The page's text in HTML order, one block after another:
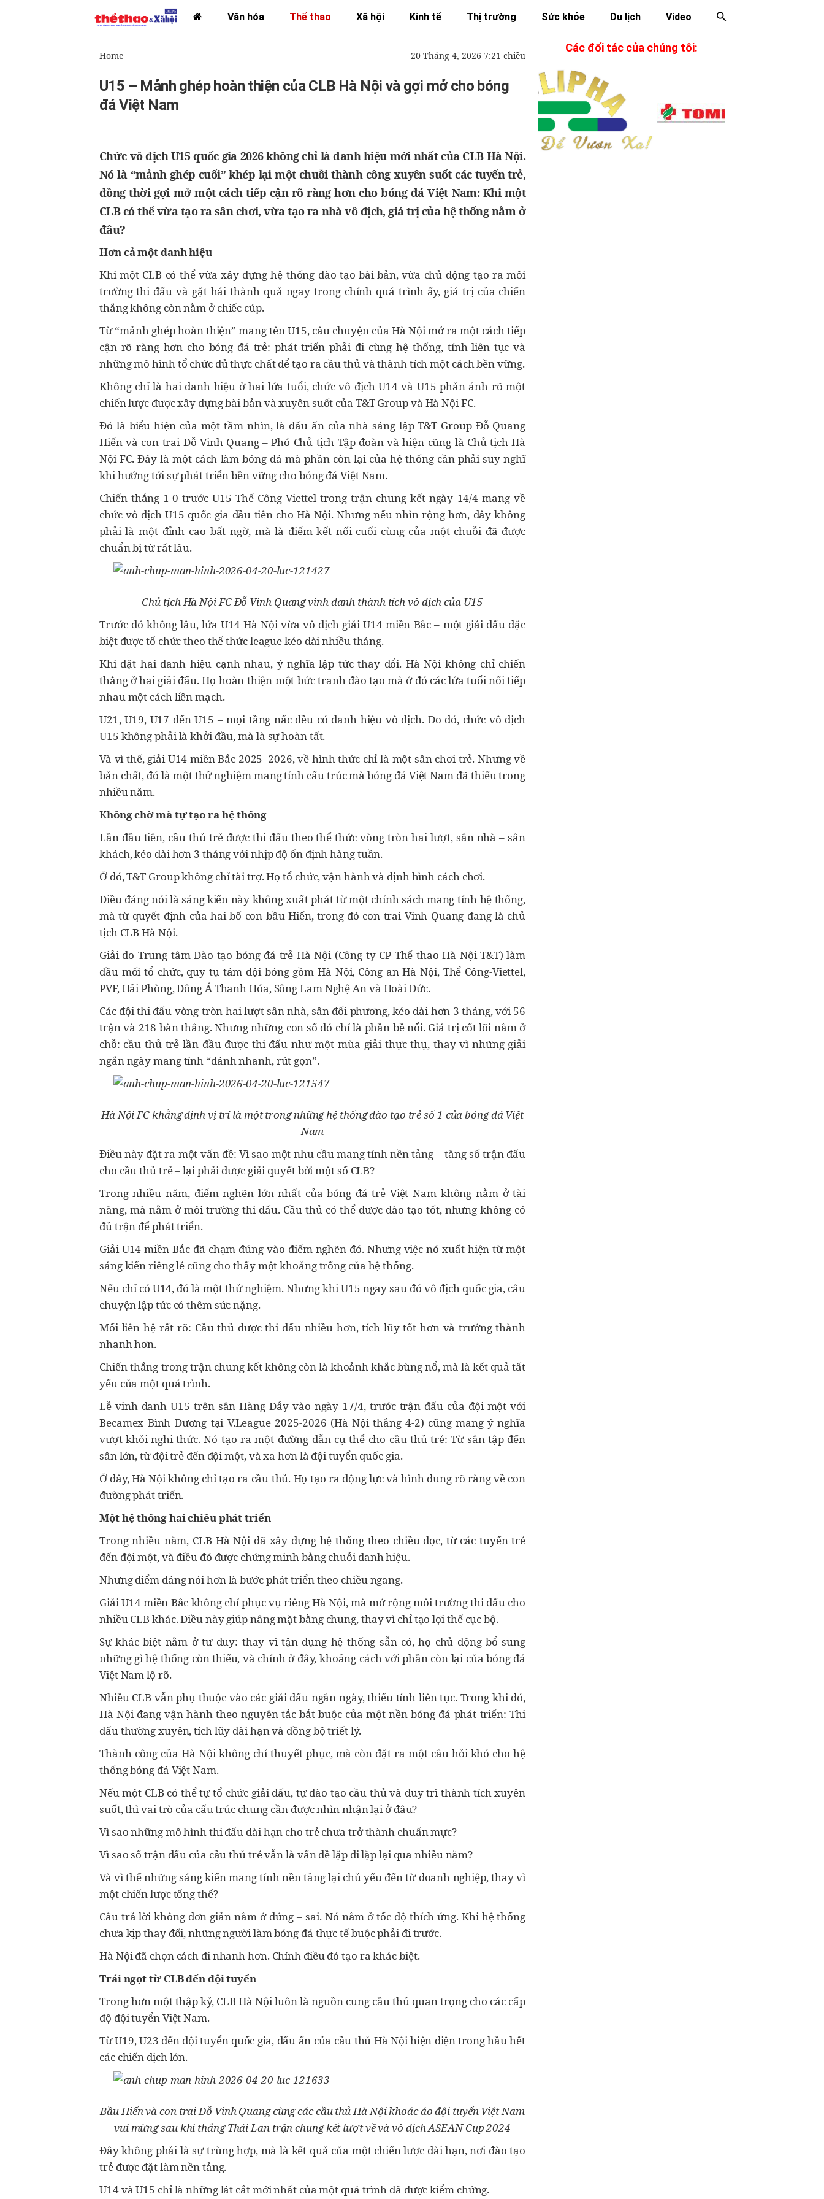
Văn hóa Thể thao Xã hội Kinh tế Thị trường Sức khỏe Du lịch Video
Home 20 Tháng 4, 2026 7:21 chiều
U15 – Mảnh ghép hoàn thiện của CLB Hà Nội và gợi mở cho bóng
đá Việt Nam
Chức vô địch U15 quốc gia 2026 không chỉ là danh hiệu mới nhất của CLB Hà Nội.
Nó là “mảnh ghép cuối” khép lại một chuỗi thành công xuyên suốt các tuyến trẻ,
đồng thời gợi mở một cách tiếp cận rõ ràng hơn cho bóng đá Việt Nam: Khi một
CLB có thể vừa tạo ra sân chơi, vừa tạo ra nhà vô địch, giá trị của hệ thống nằm ở
đâu?
Hơn cả một danh hiệu
Khi một CLB có thể vừa xây dựng hệ thống đào tạo bài bản, vừa chủ động tạo ra môi
trường thi đấu và gặt hái thành quả ngay trong chính quá trình ấy, giá trị của chiến
thắng không còn nằm ở chiếc cúp.
Từ “mảnh ghép hoàn thiện” mang tên U15, câu chuyện của Hà Nội mở ra một cách tiếp
cận rõ ràng hơn cho bóng đá trẻ: phát triển phải đi cùng hệ thống, tính liên tục và
những mô hình tổ chức đủ thực chất để tạo ra cầu thủ và thành tích một cách bền vững.
Không chỉ là hai danh hiệu ở hai lứa tuổi, chức vô địch U14 và U15 phản ánh rõ một
chiến lược được xây dựng bài bản và xuyên suốt của T&T Group và Hà Nội FC.
Đó là biểu hiện của một tầm nhìn, là dấu ấn của nhà sáng lập T&T Group Đỗ Quang
Hiển và con trai Đỗ Vinh Quang – Phó Chủ tịch Tập đoàn và hiện cũng là Chủ tịch Hà
Nội FC. Đây là một cách làm bóng đá mà phần còn lại của hệ thống cần phải suy nghĩ
khi hướng tới sự phát triển bền vững cho bóng đá Việt Nam.
Chiến thắng 1-0 trước U15 Thể Công Viettel trong trận chung kết ngày 14/4 mang về
chức vô địch U15 quốc gia đầu tiên cho Hà Nội. Nhưng nếu nhìn rộng hơn, đây không
phải là một đỉnh cao bất ngờ, mà là điểm kết nối cuối cùng của một chuỗi đã được
chuẩn bị từ rất lâu.
Chủ tịch Hà Nội FC Đỗ Vinh Quang vinh danh thành tích vô địch của U15
Trước đó không lâu, lứa U14 Hà Nội vừa vô địch giải U14 miền Bắc – một giải đấu đặc
biệt được tổ chức theo thể thức league kéo dài nhiều tháng.
Khi đặt hai danh hiệu cạnh nhau, ý nghĩa lập tức thay đổi. Hà Nội không chỉ chiến
thắng ở hai giải đấu. Họ hoàn thiện một bức tranh đào tạo mà ở đó các lứa tuổi nối tiếp
nhau một cách liền mạch.
U21, U19, U17 đến U15 – mọi tầng nấc đều có danh hiệu vô địch. Do đó, chức vô địch
U15 không phải là khởi đầu, mà là sự hoàn tất.
Và vì thế, giải U14 miền Bắc 2025–2026, về hình thức chỉ là một sân chơi trẻ. Nhưng về
bản chất, đó là một thử nghiệm mang tính cấu trúc mà bóng đá Việt Nam đã thiếu trong
nhiều năm.
Không chờ mà tự tạo ra hệ thống
Lần đầu tiên, cầu thủ trẻ được thi đấu theo thể thức vòng tròn hai lượt, sân nhà – sân
khách, kéo dài hơn 3 tháng với nhịp độ ổn định hàng tuần.
Ở đó, T&T Group không chỉ tài trợ. Họ tổ chức, vận hành và định hình cách chơi.
Điều đáng nói là sáng kiến này không xuất phát từ một chính sách mang tính hệ thống,
mà từ quyết định của hai bố con bầu Hiển, trong đó con trai Vinh Quang đang là chủ
tịch CLB Hà Nội.
Giải do Trung tâm Đào tạo bóng đá trẻ Hà Nội (Công ty CP Thể thao Hà Nội T&T) làm
đầu mối tổ chức, quy tụ tám đội bóng gồm Hà Nội, Công an Hà Nội, Thể Công-Viettel,
PVF, Hải Phòng, Đông Á Thanh Hóa, Sông Lam Nghệ An và Hoài Đức.
Các đội thi đấu vòng tròn hai lượt sân nhà, sân đối phương, kéo dài hơn 3 tháng, với 56
trận và 218 bàn thắng. Nhưng những con số đó chỉ là phần bề nổi. Giá trị cốt lõi nằm ở
chỗ: cầu thủ trẻ lần đầu được thi đấu như một mùa giải thực thụ, thay vì những giải
ngắn ngày mang tính “đánh nhanh, rút gọn”.
Hà Nội FC khẳng định vị trí là một trong những hệ thống đào tạo trẻ số 1 của bóng đá Việt
Nam
Điều này đặt ra một vấn đề: Vì sao một nhu cầu mang tính nền tảng – tăng số trận đấu
cho cầu thủ trẻ – lại phải được giải quyết bởi một số CLB?
Trong nhiều năm, điểm nghẽn lớn nhất của bóng đá trẻ Việt Nam không nằm ở tài
năng, mà nằm ở môi trường thi đấu. Cầu thủ có thể được đào tạo tốt, nhưng không có
đủ trận để phát triển.
Giải U14 miền Bắc đã chạm đúng vào điểm nghẽn đó. Nhưng việc nó xuất hiện từ một
sáng kiến riêng lẻ cũng cho thấy một khoảng trống của hệ thống.
Nếu chỉ có U14, đó là một thử nghiệm. Nhưng khi U15 ngay sau đó vô địch quốc gia, câu
chuyện lập tức có thêm sức nặng.
Mối liên hệ rất rõ: Cầu thủ được thi đấu nhiều hơn, tích lũy tốt hơn và trưởng thành
nhanh hơn.
Chiến thắng trong trận chung kết không còn là khoảnh khắc bùng nổ, mà là kết quả tất
yếu của một quá trình.
Lễ vinh danh U15 trên sân Hàng Đẫy vào ngày 17/4, trước trận đấu của đội một với
Becamex Bình Dương tại V.League 2025-2026 (Hà Nội thắng 4-2) cũng mang ý nghĩa
vượt khỏi nghi thức. Nó tạo ra một đường dẫn cụ thể cho cầu thủ trẻ: Từ sân tập đến
sân lớn, từ đội trẻ đến đội một, và xa hơn là đội tuyển quốc gia.
Ở đây, Hà Nội không chỉ tạo ra cầu thủ. Họ tạo ra động lực và hình dung rõ ràng về con
đường phát triển.
Một hệ thống hai chiều phát triển
Trong nhiều năm, CLB Hà Nội đã xây dựng hệ thống theo chiều dọc, từ các tuyến trẻ
đến đội một, và điều đó được chứng minh bằng chuỗi danh hiệu.
Nhưng điểm đáng nói hơn là bước phát triển theo chiều ngang.
Giải U14 miền Bắc không chỉ phục vụ riêng Hà Nội, mà mở rộng môi trường thi đấu cho
nhiều CLB khác. Điều này giúp nâng mặt bằng chung, thay vì chỉ tạo lợi thế cục bộ.
Sự khác biệt nằm ở tư duy: thay vì tận dụng hệ thống sẵn có, họ chủ động bổ sung
những gì hệ thống còn thiếu, và chính ở đây, khoảng cách với phần còn lại của bóng đá
Việt Nam lộ rõ.
Nhiều CLB vẫn phụ thuộc vào các giải đấu ngắn ngày, thiếu tính liên tục. Trong khi đó,
Hà Nội đang vận hành theo nguyên tắc bắt buộc của một nền bóng đá phát triển: Thi
đấu thường xuyên, tích lũy dài hạn và đồng bộ triết lý.
Thành công của Hà Nội không chỉ thuyết phục, mà còn đặt ra một câu hỏi khó cho hệ
thống bóng đá Việt Nam.
Nếu một CLB có thể tự tổ chức giải đấu, tự đào tạo cầu thủ và duy trì thành tích xuyên
suốt, thì vai trò của cấu trúc chung cần được nhìn nhận lại ở đâu?
Vì sao những mô hình thi đấu dài hạn cho trẻ chưa trở thành chuẩn mực?
Vì sao số trận đấu của cầu thủ trẻ vẫn là vấn đề lặp đi lặp lại qua nhiều năm?
Và vì thế những sáng kiến mang tính nền tảng lại chủ yếu đến từ doanh nghiệp, thay vì
một chiến lược tổng thể?
Câu trả lời không đơn giản nằm ở đúng – sai. Nó nằm ở tốc độ thích ứng. Khi hệ thống
chưa kịp thay đổi, những người làm bóng đá thực tế buộc phải đi trước.
Hà Nội đã chọn cách đi nhanh hơn. Chính điều đó tạo ra khác biệt.
Trái ngọt từ CLB đến đội tuyển
Trong hơn một thập kỷ, CLB Hà Nội luôn là nguồn cung cầu thủ quan trọng cho các cấp
độ đội tuyển Việt Nam.
Từ U19, U23 đến đội tuyển quốc gia, dấu ấn của cầu thủ Hà Nội hiện diện trong hầu hết
các chiến dịch lớn.
Bầu Hiển và con trai Đỗ Vinh Quang cùng các cầu thủ Hà Nội khoác áo đội tuyển Việt Nam
vui mừng sau khi thắng Thái Lan trận chung kết lượt về và vô địch ASEAN Cup 2024
Đây không phải là sự trùng hợp, mà là kết quả của một chiến lược dài hạn, nơi đào tạo
trẻ được đặt làm nền tảng.
U14 và U15 chỉ là những lát cắt mới nhất của một quá trình đã được kiểm chứng.
Các đối tác của chúng tôi: